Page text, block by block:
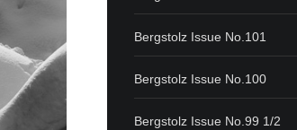
Bergstolz Issue No.101
Bergstolz Issue No.100
Bergstolz Issue No.99 1/2